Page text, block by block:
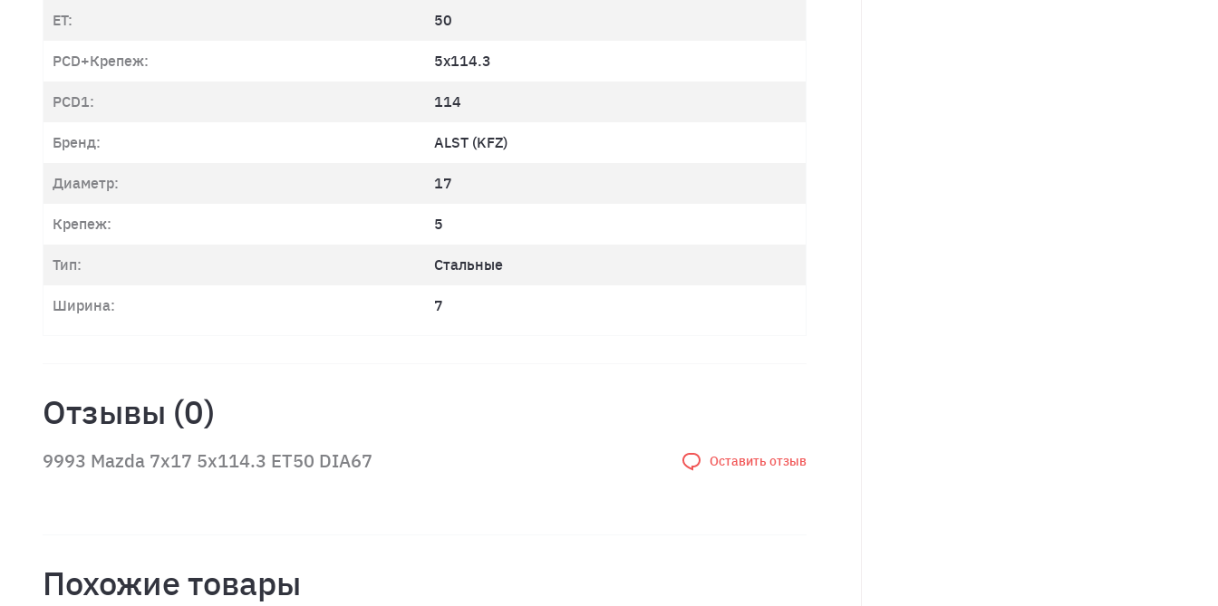
ET: 50
PCD+Крепеж: 5x114.3
PCD1: 114
Бренд: ALST (KFZ)
Диаметр: 17
Крепеж: 5
Тип: Стальные
Ширина: 7
Отзывы (0)
9993 Mazda 7x17 5x114.3 ET50 DIA67 Оставить отзыв
Похожие товары